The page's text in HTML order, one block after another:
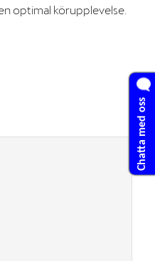
optimal körupplevelse.
Chatta med oss